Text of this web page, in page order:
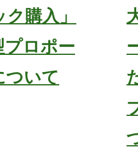
購入」
プロポー
ついて